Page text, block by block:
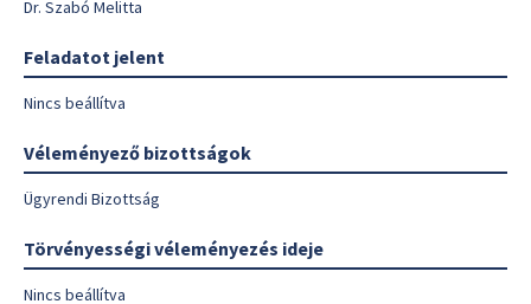
Dr. Szabó Melitta
Feladatot jelent
Nincs beállítva
Véleményező bizottságok
Ügyrendi Bizottság
Törvényességi véleményezés ideje
Nincs beállítva